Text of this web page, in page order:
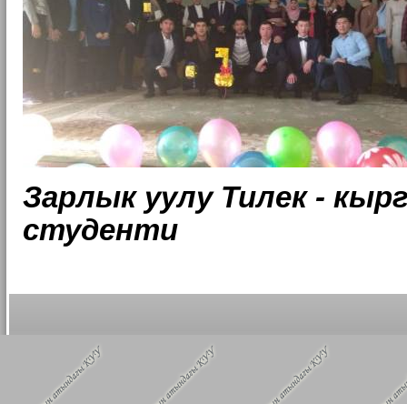
Зарлык уулу Тилек -
студенти